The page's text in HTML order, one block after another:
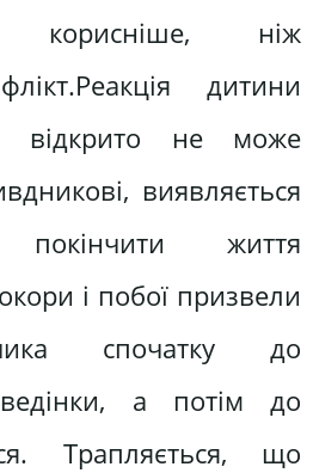
корисніше, ніж
дитини
відкрито не може
виявляється
життя
і побої призвели
спочатку до
а потім до
Трапляється, що